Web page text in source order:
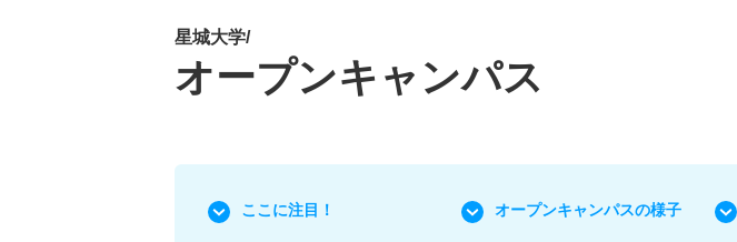
星城大学/
オープンキャンパス
ここに注目！ オープンキャンパスの様子